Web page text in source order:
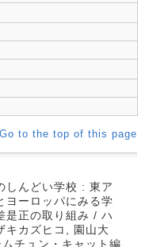
Go to the top of this page
しんどい学校 : 東ア
ヨーロッパにみる学
是正の取り組み / ハ
キカズヒコ, 園山大
チュン・キャット編